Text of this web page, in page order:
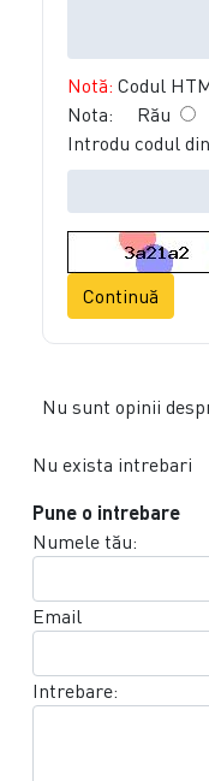
Notă: Codul
Nota: Rău
Introdu codul
Continuă
Nu sunt opinii
Nu exista intrebari
Pune o intrebare
Numele tău:
Email
Intrebare: